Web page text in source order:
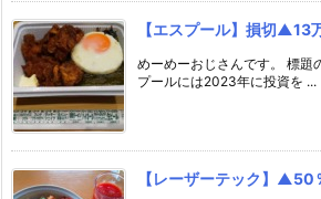
【エスプール】損切
めーめーおじさんです。 標題
プールには2023年に投資を ...
【レーザーテック】▲50